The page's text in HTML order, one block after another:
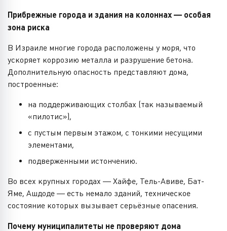
Прибрежные города и здания на колоннах — особая
зона риска
В Израиле многие города расположены у моря, что
ускоряет коррозию металла и разрушение бетона.
Дополнительную опасность представляют дома,
построенные:
на поддерживающих столбах (так называемый
«пилотис»),
с пустым первым этажом, с тонкими несущими
элементами,
подверженными истончению.
Во всех крупных городах — Хайфе, Тель-Авиве, Бат-
Яме, Ашдоде — есть немало зданий, техническое
состояние которых вызывает серьёзные опасения.
Почему муниципалитеты не проверяют дома